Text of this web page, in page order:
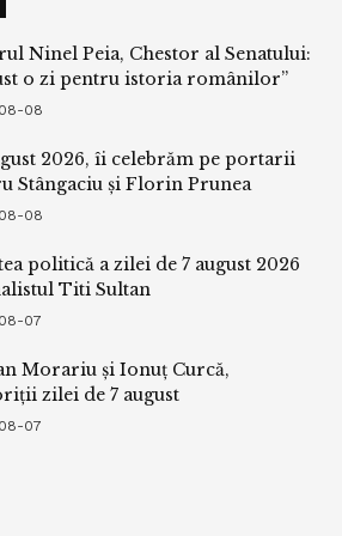
Ninel Peia, Chestor al Senatului:
o zi pentru istoria românilor”
08
2026, îi celebrăm pe portarii
Stângaciu și Florin Prunea
08
politică a zilei de 7 august 2026
Titi Sultan
07
Morariu și Ionuț Curcă,
zilei de 7 august
07